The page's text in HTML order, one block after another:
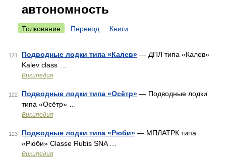
автономность
Толкование Перевод Книги
121 Подводные лодки типа «Калев» — ДПЛ типа «Калев»
Kalev class …
Википедия
122 Подводные лодки типа «Осётр» — Подводные лодки
типа «Осётр» …
Википедия
123 Подводные лодки типа «Рюби» — МПЛАТРК типа
«Рюби» Classe Rubis SNA …
Википедия